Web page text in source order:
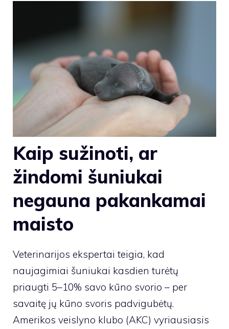
Kaip sužinoti, ar
žindomi šuniukai
negauna pakankamai
maisto
Veterinarijos ekspertai teigia, kad
naujagimiai šuniukai kasdien turėtų
priaugti 5–10% savo kūno svorio – per
savaitę jų kūno svoris padvigubėtų.
Amerikos veislyno klubo (AKC) vyriausiasis